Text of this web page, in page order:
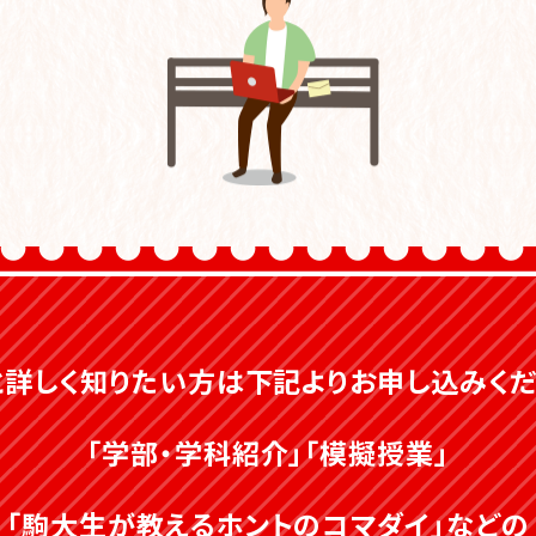
しく知りたい方は下記よりお申し込みく
「学部・学科紹介」「模擬授業」
「駒大生が教えるホントのコマダイ」などの